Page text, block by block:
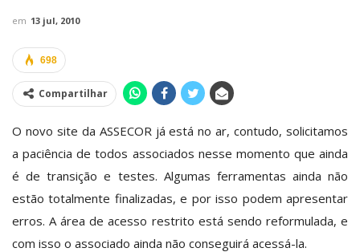
em 13 jul, 2010
698
Compartilhar
O novo site da ASSECOR já está no ar, contudo, solicitamos
a paciência de todos associados nesse momento que ainda
é de transição e testes. Algumas ferramentas ainda não
estão totalmente finalizadas, e por isso podem apresentar
erros. A área de acesso restrito está sendo reformulada, e
com isso o associado ainda não conseguirá acessá-la.